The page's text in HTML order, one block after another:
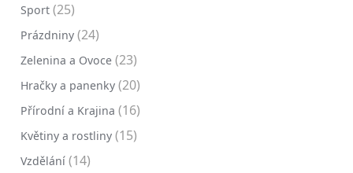
Sport (25)
Prázdniny (24)
Zelenina a Ovoce (23)
Hračky a panenky (20)
Přírodní a Krajina (16)
Květiny a rostliny (15)
Vzdělání (14)